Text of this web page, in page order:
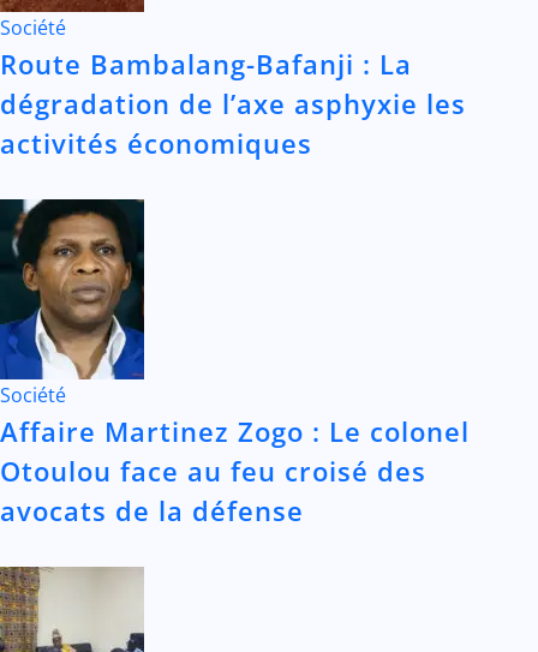
Société
Route Bambalang-Bafanji : La
dégradation de l’axe asphyxie les
activités économiques
Société
Affaire Martinez Zogo : Le colonel
Otoulou face au feu croisé des
avocats de la défense